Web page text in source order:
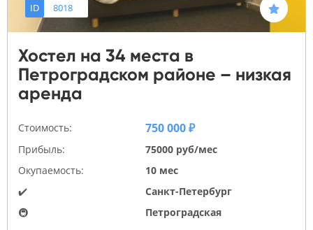
ID 8018
Хостел на 34 места в
Петроградском районе – низкая
аренда
Стоимость: 750 000 ₽
Прибыль:
75000 руб/мес
Окупаемость:
10 мес
✔️
Санкт-Петербург
🚇
Петроградская